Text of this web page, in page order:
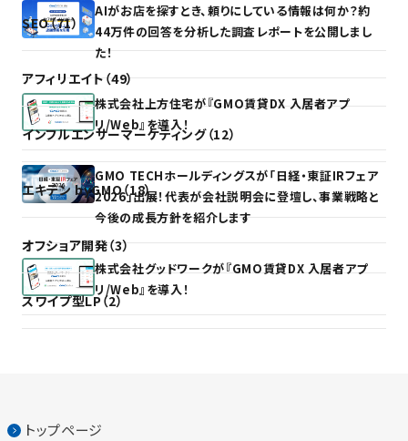
SEO（71）
アフィリエイト（49）
インフルエンサーマーケティング（12）
エキテン byGMO（18）
オフショア開発（3）
スワイプ型LP（2）
AIがお店を探すとき、頼りにしている情報は何か？約
44万件の回答を分析した調査レポートを公開しまし
た！
株式会社上方住宅が『GMO賃貸DX 入居者アプ
リ/Web』を導入！
GMO TECHホールディングスが「日経・東証IRフェア
2026」出展！代表が会社説明会に登壇し、事業戦略と
今後の成長方針を紹介します
株式会社グッドワークが『GMO賃貸DX 入居者アプ
リ/Web』を導入！
トップページ